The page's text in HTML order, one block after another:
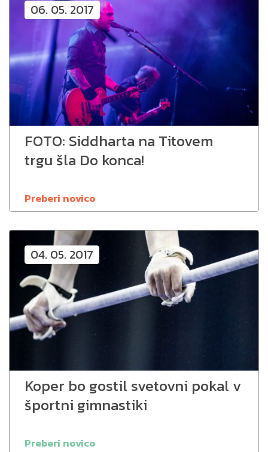
06. 05. 2017
FOTO: Siddharta na Titovem
trgu šla Do konca!
Preberi novico
04. 05. 2017
Koper bo gostil svetovni pokal v
športni gimnastiki
Preberi novico